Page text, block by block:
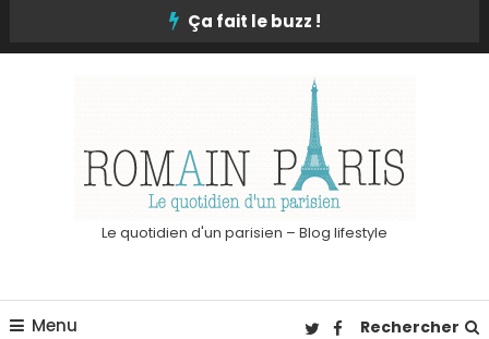
Ça fait le buzz !
Le quotidien d'un parisien – Blog lifestyle
Menu Rechercher